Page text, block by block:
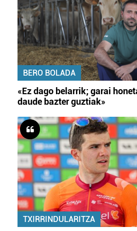
BERO BOLADA
«Ez dago belarrik; garai
daude bazter guztiak»
TXIRRINDULARITZA